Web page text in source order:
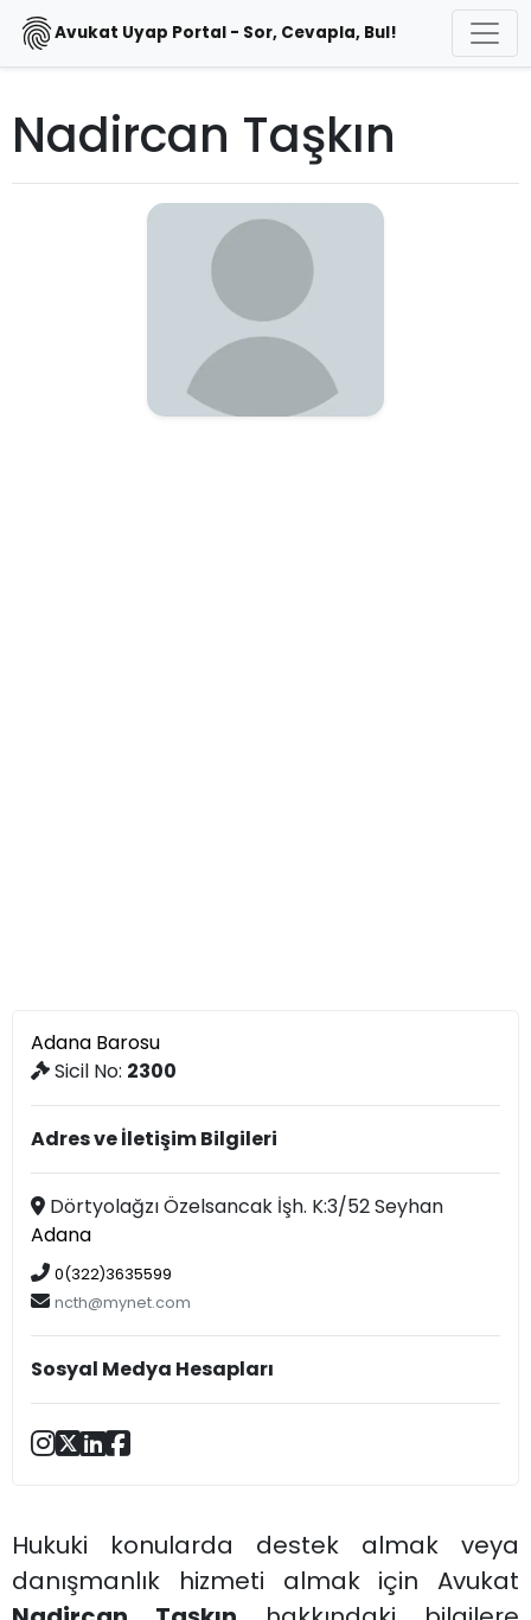
Avukat Uyap Portal - Sor, Cevapla, Bul!
Nadircan Taşkın
Adana Barosu
Sicil No: 2300
Adres ve İletişim Bilgileri
Dörtyolağzı Özelsancak İşh. K:3/52 Seyhan
Adana
0(322)3635599
ncth@mynet.com
Sosyal Medya Hesapları
Hukuki konularda destek almak veya
danışmanlık hizmeti almak için Avukat